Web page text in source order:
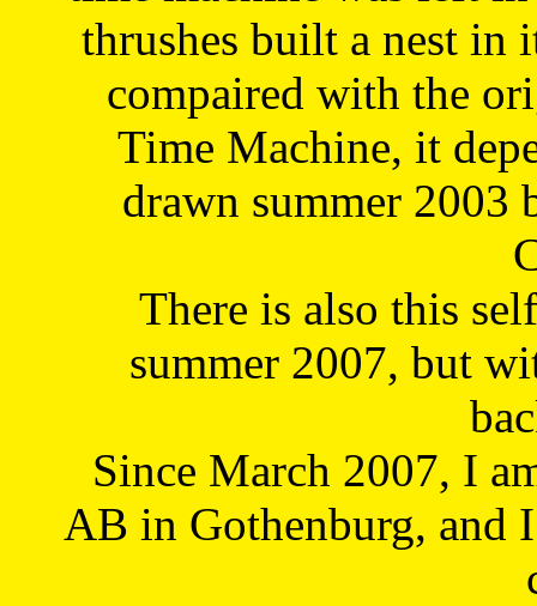
thrushes built a nest in
compaired with the
Time Machine, it
drawn summer 2003
There is also this
summer 2007, but
Since March 2007, I
AB in Gothenburg, and